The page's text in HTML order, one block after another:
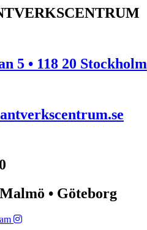
5 • 118 20 Stockholm
• Göteborg